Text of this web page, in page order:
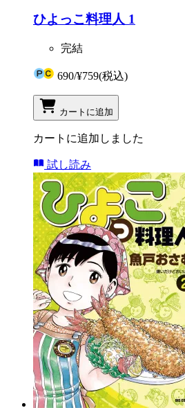
ひよっこ料理人 1
完結
690/¥759(税込)
カートに追加
カートに追加しました
試し読み